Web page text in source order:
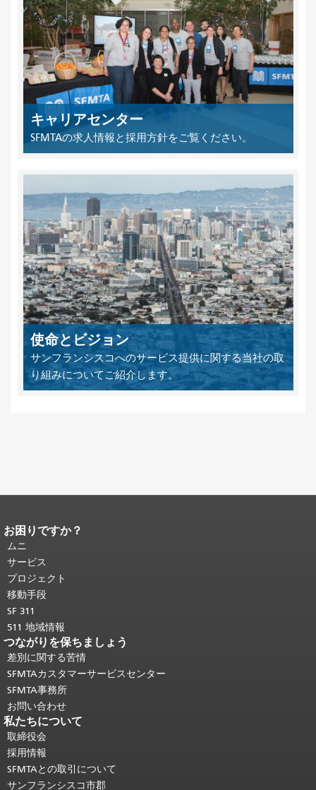
キャリアセンター
SFMTAの求人情報と採用方針をご覧ください。
使命とビジョン
サンフランシスコへのサービス提供に関する当社の取
り組みについてご紹介します。
ページコンテンツの終わり。
ジの残りの部分はすべてのページで繰
り返されます。
頭に戻る。
お困りですか？
ムニ
サービス
プロジェクト
移動手段
SF 311
511 地域情報
つながりを保ちましょう
差別に関する苦情
SFMTAカスタマーサービスセンター
SFMTA事務所
お問い合わせ
私たちについて
取締役会
採用情報
SFMTAとの取引について
サンフランシスコ市郡